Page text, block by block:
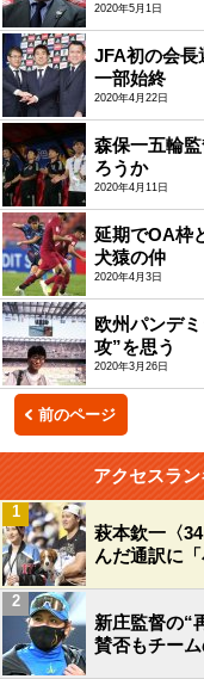
2020年5月1日
JFA初の会長
一部始終
2020年4月22日
森保一五輪
ろうか
2020年4月11日
延期でOA枠
犬猿の仲
2020年4月3日
欧州パンデ
攻”を思う
2020年3月26日
前のページ
アクセスラ
萩本欽一〈
んだ通訳に
1
新庄監督の“
賛否もチー
2